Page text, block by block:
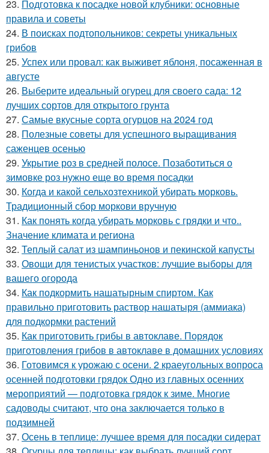
23. Подготовка к посадке новой клубники: основные
правила и советы
24. В поисках подтопольников: секреты уникальных
грибов
25. Успех или провал: как выживет яблоня, посаженная в
августе
26. Выберите идеальный огурец для своего сада: 12
лучших сортов для открытого грунта
27. Самые вкусные сорта огурцов на 2024 год
28. Полезные советы для успешного выращивания
саженцев осенью
29. Укрытие роз в средней полосе. Позаботиться о
зимовке роз нужно еще во время посадки
30. Когда и какой сельхозтехникой убирать морковь.
Традиционный сбор моркови вручную
31. Как понять когда убирать морковь с грядки и что..
Значение климата и региона
32. Теплый салат из шампиньонов и пекинской капусты
33. Овощи для тенистых участков: лучшие выборы для
вашего огорода
34. Как подкормить нашатырным спиртом. Как
правильно приготовить раствор нашатыря (аммиака)
для подкормки растений
35. Как приготовить грибы в автоклаве. Порядок
приготовления грибов в автоклаве в домашних условиях
36. Готовимся к урожаю с осени. 2 краеугольных вопроса
осенней подготовки грядок Одно из главных осенних
мероприятий — подготовка грядок к зиме. Многие
садоводы считают, что она заключается только в
подзимней
37. Осень в теплице: лучшее время для посадки сидерат